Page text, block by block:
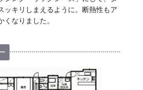
ッキリしまえるように。断熱性もア
くなりました。